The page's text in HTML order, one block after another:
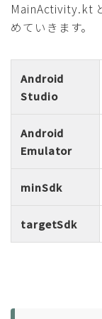
MainActivity.kt
めていきます。
Android
Studio
Android
Emulator
minSdk
targetSdk